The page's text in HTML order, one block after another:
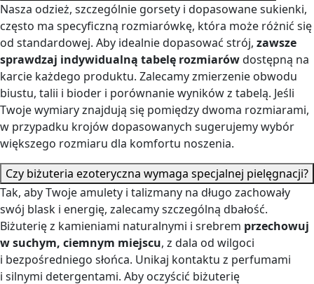
Nasza odzież, szczególnie gorsety i dopasowane sukienki,
często ma specyficzną rozmiarówkę, która może różnić się
od standardowej. Aby idealnie dopasować strój, zawsze
sprawdzaj indywidualną tabelę rozmiarówdostępną na
karcie każdego produktu. Zalecamy zmierzenie obwodu
biustu, talii i bioder i porównanie wyników z tabelą. Jeśli
Twoje wymiary znajdują się pomiędzy dwoma rozmiarami,
w przypadku krojów dopasowanych sugerujemy wybór
większego rozmiaru dla komfortu noszenia.
Czy biżuteria ezoteryczna wymaga specjalnej pielęgnacji?
Tak, aby Twoje amulety i talizmany na długo zachowały
swój blask i energię, zalecamy szczególną dbałość.
Biżuterię z kamieniami naturalnymi i srebrem przechowuj
w suchym, ciemnym miejscu, z dala od wilgoci
i bezpośredniego słońca. Unikaj kontaktu z perfumami
i silnymi detergentami. Aby oczyścić biżuterię